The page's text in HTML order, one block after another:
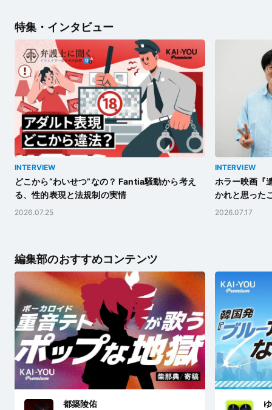
特集・インタビュー
INTERVIEW
どこから“わいせつ”なの？ Fantia騒動から考え
る、性的表現と法規制の実情
2026.07.25
INTERVIEW
ホラー映画『
かれと思った
2026.07.17
編集部のおすすめコンテンツ
都築陵佑